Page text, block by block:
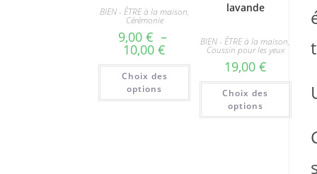
BIEN - ÊTRE à la maison,
Cérémonie
9,00€ –
10,00€
prix :
9,00 €
10,00 €
Choix des
options
Ce
produit
plusieurs
variations.
Les
lavande
BIEN - ÊTRE à la maison,
Coussin pour les yeux
19,00 €
Choix des
options
Ce